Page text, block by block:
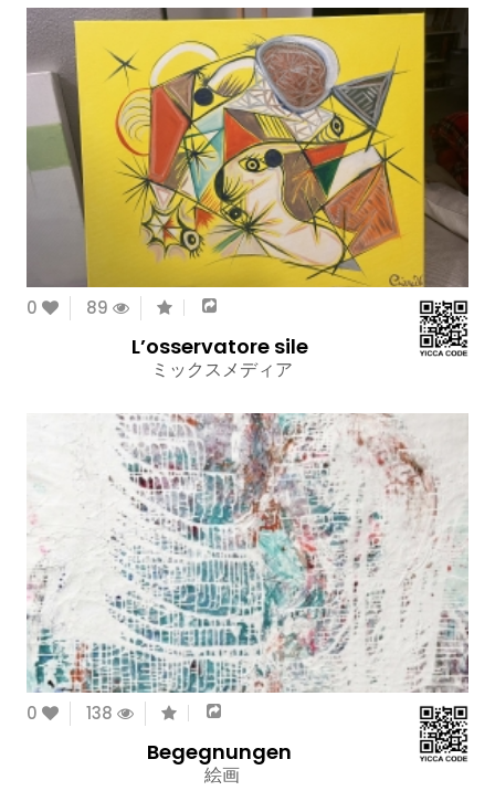
0 89
L’osservatore sile
ミックスメディア
0 138
Begegnungen
絵画